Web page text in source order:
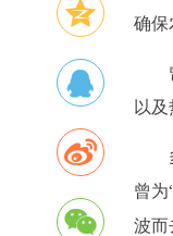
确保
以
曾
波而